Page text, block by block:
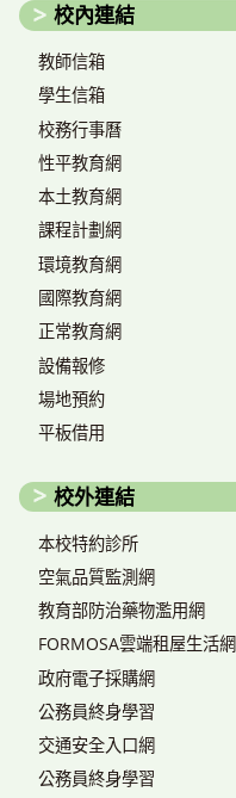
校內連結
教師信箱
學生信箱
校務行事曆
性平教育網
本土教育網
課程計劃網
環境教育網
國際教育網
正常教育網
設備報修
場地預約
平板借用
校外連結
本校特約診所
空氣品質監測網
教育部防治藥物濫用網
FORMOSA雲端租屋生活網
政府電子採購網
公務員終身學習
交通安全入口網
公務員終身學習